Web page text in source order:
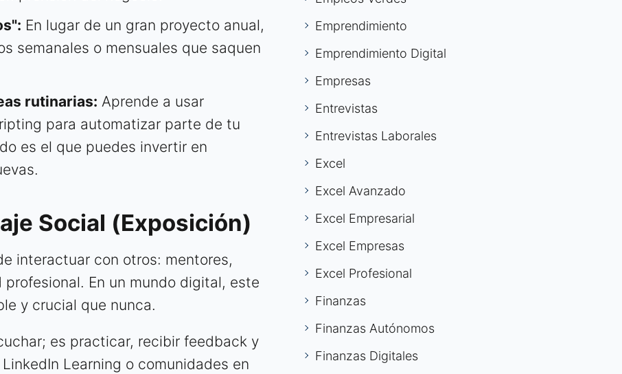
En lugar de un gran proyecto anual,
semanales o mensuales que saquen
rutinarias: Aprende a usar
para automatizar parte de tu
es el que puedes invertir en
Social (Exposición)
interactuar con otros: mentores,
En un mundo digital, este
y crucial que nunca.
es practicar, recibir feedback y
Learning o comunidades en
Emprendimiento
Emprendimiento Digital
Empresas
Entrevistas
Entrevistas Laborales
Excel
Excel Avanzado
Excel Empresarial
Excel Empresas
Excel Profesional
Finanzas
Finanzas Autónomos
Finanzas Digitales